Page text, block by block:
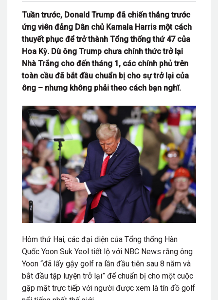
Tuần trước, Donald Trump đã chiến thắng trước
ứng viên đảng Dân chủ Kamala Harris một cách
thuyết phục để trở thành Tổng thống thứ 47 của
Hoa Kỳ. Dù ông Trump chưa chính thức trở lại
Nhà Trắng cho đến tháng 1, các chính phủ trên
toàn cầu đã bắt đầu chuẩn bị cho sự trở lại của
ông – nhưng không phải theo cách bạn nghĩ.
Hôm thứ Hai, các đại diện của Tổng thống Hàn
Quốc Yoon Suk Yeol tiết lộ với NBC News rằng ông
Yoon “đã lấy gậy golf ra lần đầu tiên sau 8 năm và
bắt đầu tập luyện trở lại” để chuẩn bị cho một cuộc
gặp mặt trực tiếp với người được xem là tín đồ golf